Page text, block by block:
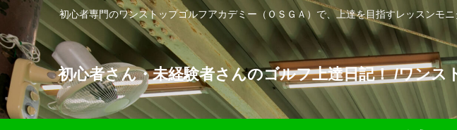
初心者専門のワンストップゴルフアカデミー（ＯＳＧＡ）で、上達を目指すレッスンモ
初心者さん・未経験者さんのゴルフ上達日記！ /ワン